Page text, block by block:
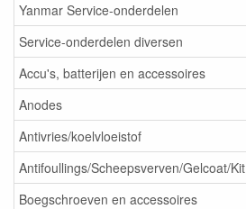
Yanmar Service-onderdelen
Service-onderdelen diversen
Accu's, batterijen en accessoires
Anodes
Antivries/koelvloeistof
Antifoullings/Scheepsverven/Gelcoat/Kit
Boegschroeven en accessoires